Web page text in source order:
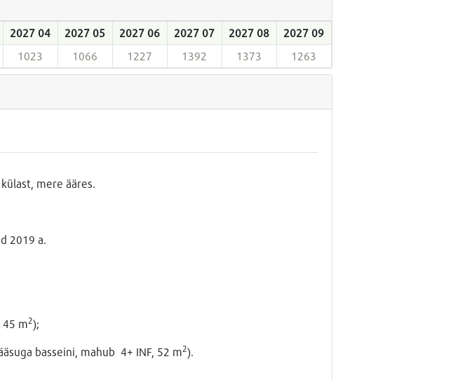
2027 04 2027 05 2027 06 2027 07 2027 08
2027 09
1023 1066 1227 1392 1373 1263
mere ääres.
2019 a.
45 m2);
basseini, mahub 4+ INF, 52 m2).